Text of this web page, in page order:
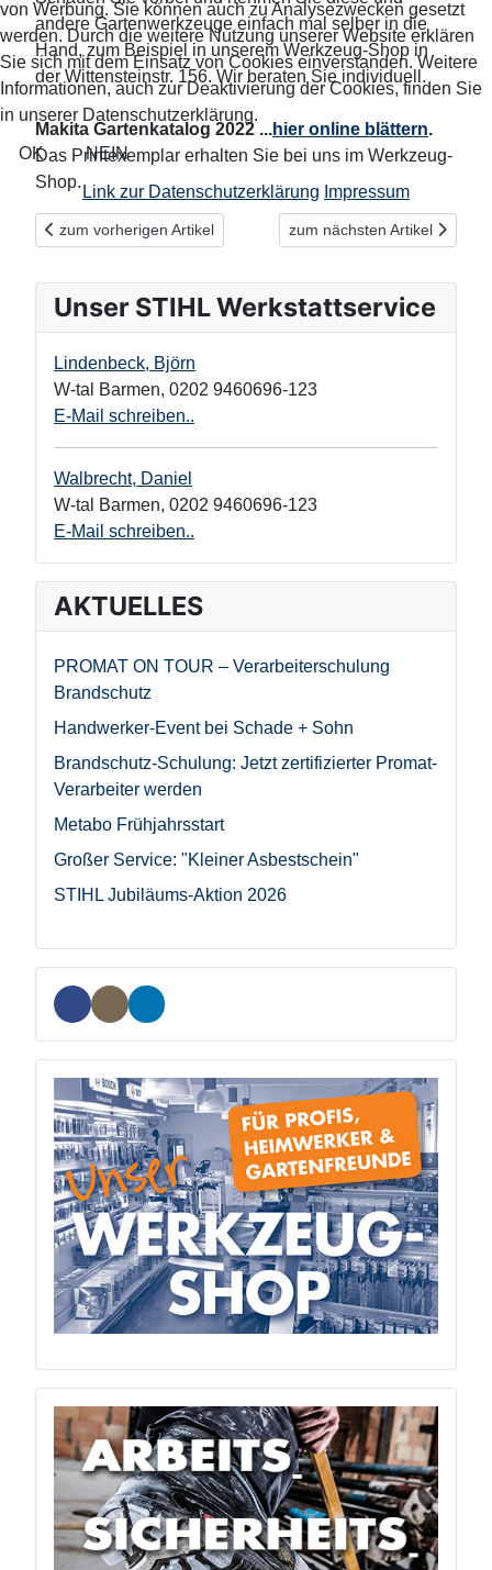
andere Gartenwerkzeuge einfach mal selber in die
Hand, zum Beispiel in unserem Werkzeug-Shop in
der Wittensteinstr. 156. Wir beraten Sie individuell.
Makita Gartenkatalog 2022 ...hier online blättern.
Das Printexemplar erhalten Sie bei uns im Werkzeug-
Shop.
Vorheriger Beitrag: Akku-Hochdruckreiniger - und das Wasser
zum vorherigen Artikel Nächster Beitrag: Ideal für
zum nächsten Artikel
Unser STIHL Werkstattservice
Lindenbeck, Björn
W-tal Barmen, 0202 9460696-123
E-Mail schreiben..
Walbrecht, Daniel
W-tal Barmen, 0202 9460696-123
E-Mail schreiben..
AKTUELLES
PROMAT ON TOUR – Verarbeiterschulung
Brandschutz
Handwerker-Event bei Schade + Sohn
Brandschutz-Schulung: Jetzt zertifizierter Promat-
Verarbeiter werden
Metabo Frühjahrsstart
Großer Service: "Kleiner Asbestschein"
STIHL Jubiläums-Aktion 2026
von Werbung. Sie können auch zu Analysezwecken gesetzt
werden. Durch die weitere Nutzung unserer Website erklären
Sie sich mit dem Einsatz von Cookies einverstanden. Weitere
Informationen, auch zur Deaktivierung der Cookies, finden Sie
in unserer Datenschutzerklärung.
OK NEIN
Link zur Datenschutzerklärung Impressum